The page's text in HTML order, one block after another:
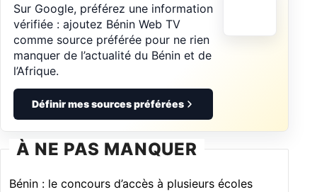
Sur Google, préférez une information
vérifiée : ajoutez Bénin Web TV
comme source préférée pour ne rien
manquer de l’actualité du Bénin et de
l’Afrique.
Définir mes sources préférées
À NE PAS MANQUER
Bénin : le concours d’accès à plusieurs écoles